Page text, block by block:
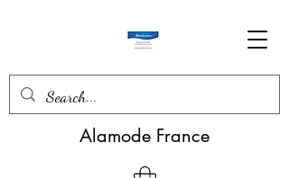
Alamode France